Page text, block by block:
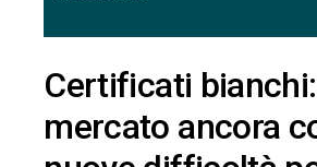
Certificati bianchi:
mercato ancora